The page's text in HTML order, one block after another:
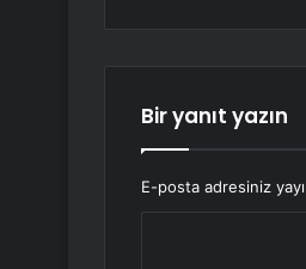
Bir yanıt yazın
E-posta adresiniz